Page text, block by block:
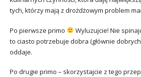
tych, którzy mają z drożdżowym problem
Po pierwsze primo
Wyluzujcie! Nie
to ciasto potrzebuje dobra (głównie
oddaje.
Po drugie primo – skorzystajcie z tego